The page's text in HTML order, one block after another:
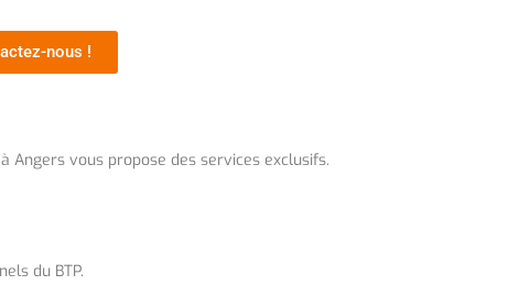
nous !
Angers vous propose des services exclusifs.
du BTP.